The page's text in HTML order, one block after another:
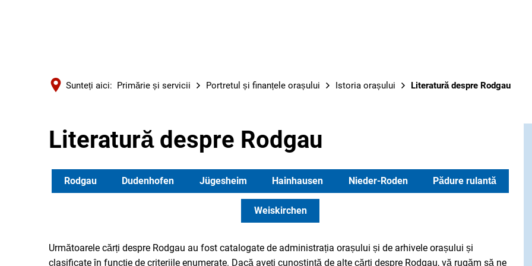
Sunteți aici: Primărie și servicii Portretul și finanțele orașului Istoria orașului Literatură despre Rodgau
Literatură despre Rodgau
Rodgau Dudenhofen Jügesheim Hainhausen Nieder-Roden Pădure rulantă
Weiskirchen
Următoarele cărți despre Rodgau au fost catalogate de administrația orașului și de arhivele orașului și
clasificate în funcție de criteriile enumerate. Dacă aveți cunoștință de alte cărți despre Rodgau, vă rugăm să ne